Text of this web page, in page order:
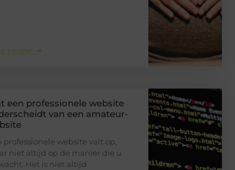
verder ➜
een professionele website
van een amateur-
professionele website valt op,
niet altijd op de manier die u
Het is niet altijd